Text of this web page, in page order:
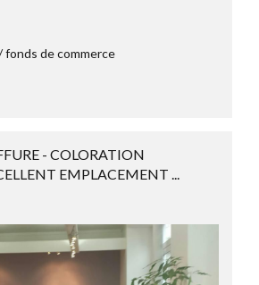
fonds de commerce
- COLORATION
EMPLACEMENT ...